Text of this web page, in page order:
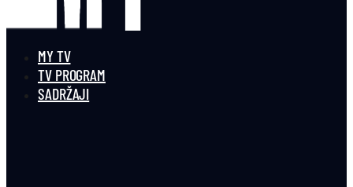
MY TV
TV PROGRAM
SADRŽAJI